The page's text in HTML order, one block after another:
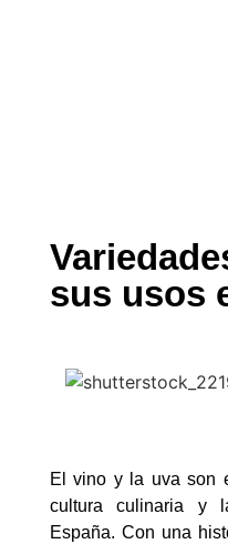
sus usos
El vino y la uva son
cultura culinaria y
España. Con una